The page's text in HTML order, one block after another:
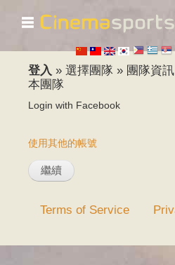
移
至
主
☰
登入 » 選擇團隊 » 團隊資訊
本團隊
Login with Facebook
使用其他的帳號
Terms of Service